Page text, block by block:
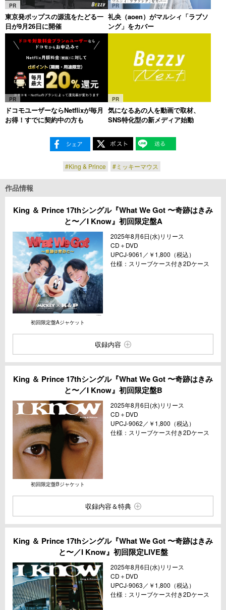
PR
東京発ポップスの源流をたどる一
日が9月26日に開催
PR
礼央（aoen）がマルシィ「ラブソ
ング」をカバー
PR
ドコモユーザーならNetflixが毎月
お得！すでに契約中の方も
PR
気になるあの人を動画で取材、
SNS特化型の新メディア始動
#King & Prince #ミッキーマウス
作品情報
King ＆ Prince 17thシングル『What We Got 〜奇跡はきみ
と〜／I Know』初回限定盤A
初回限定盤Aジャケット
2025年8月6日(水)リリース
CD＋DVD
UPCJ-9061／￥1,800（税込）
仕様：スリーブケース付き2Dケース
収録内容
King ＆ Prince 17thシングル『What We Got 〜奇跡はきみ
と〜／I Know』初回限定盤B
初回限定盤Bジャケット
2025年8月6日(水)リリース
CD＋DVD
UPCJ-9062／￥1,800（税込）
仕様：スリーブケース付き2Dケース
収録内容＆特典
King ＆ Prince 17thシングル『What We Got 〜奇跡はきみ
と〜／I Know』初回限定LIVE盤
2025年8月6日(水)リリース
CD＋DVD
UPCJ-9063／￥1,800（税込）
仕様：スリーブケース付き2Dケース